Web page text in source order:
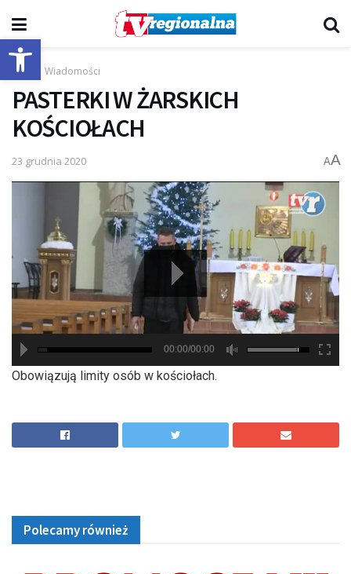
Otwórz pasek narzędzi
Start Wiadomości
PASTERKI W ŻARSKICH
KOŚCIOŁACH
23 grudnia 2020 AA
00:00/00:00
Obowiązują limity osób w kościołach.
Polecamy również